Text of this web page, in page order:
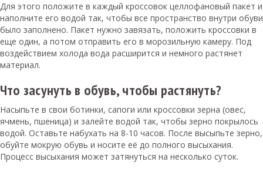
Для этого положите в каждый кроссовок целлофановый пакет и
наполните его водой так, чтобы все пространство внутри обуви
было заполнено. Пакет нужно завязать, положить кроссовки в
еще один, а потом отправить его в морозильную камеру. Под
воздействием холода вода расширится и немного растянет
материал.
Что засунуть в обувь, чтобы растянуть?
Насыпьте в свои ботинки, сапоги или кроссовки зерна (овес,
ячмень, пшеница) и залейте водой так, чтобы зерно покрылось
водой. Оставьте набухать на 8-10 часов. После высыпьте зерно,
обуйте мокрую обувь и носите её до полного высыхания.
Процесс высыхания может затянуться на несколько суток.